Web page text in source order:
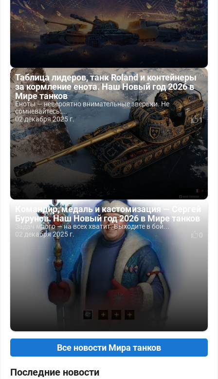
Таблица лидеров, танк Roland и контейнеры
за кормление енота. Наш Новый год 2026 в
Мире танков
Еноты — невероятно внимательные зверьки. Не
сомневайтесь:...
02 декабря 2025 г.
1
Командир, медаль и кастомизация — Сергей
Бурунов. Наш Новый год 2026 в Мире танков
Задач много — на всех хватит. Выходите в бой...
02 декабря 2025 г.
0
Все новости Мира танков
Последние новости